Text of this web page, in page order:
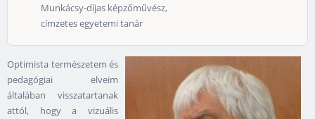
Munkácsy-díjas képzőművész,
címzetes egyetemi tanár
Optimista természetem és
pedagógiai elveim
általában visszatartanak
attól, hogy a vizuális